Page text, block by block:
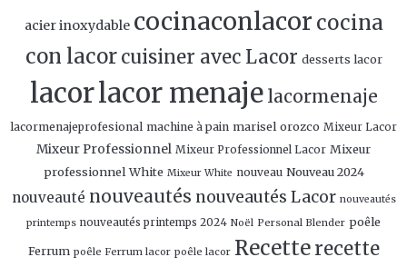
acier inoxydable cocinaconlacor cocina
con lacor cuisiner avec Lacor desserts lacor
lacorlacor menaje lacormenaje
lacormenajeprofesional machine à pain marisel orozco Mixeur Lacor
Mixeur Professionnel Mixeur Professionnel Lacor Mixeur
professionnel White Mixeur White nouveau Nouveau 2024
nouveauté nouveautés nouveautés Lacor nouveautés
printemps nouveautés printemps 2024 Noël Personal Blender poêle
Ferrum poêle Ferrum lacor poêle lacor Recette recette